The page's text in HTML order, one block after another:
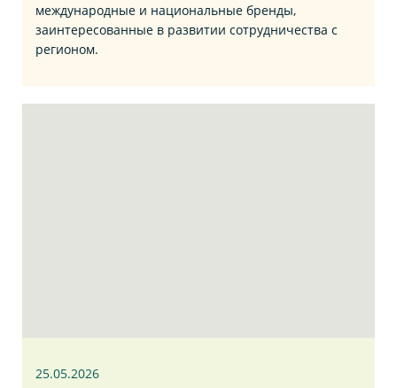
международные и национальные бренды,
заинтересованные в развитии сотрудничества с
регионом.
25.05.2026